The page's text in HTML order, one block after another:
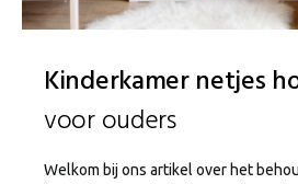
Kinderkamer netjes
voor ouders
Welkom bij ons artikel over het